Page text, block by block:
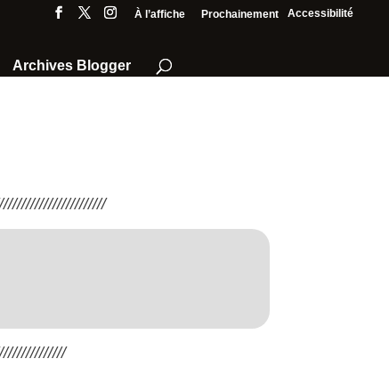
Accessibilité
À l’affiche Prochainement
Archives Blogger